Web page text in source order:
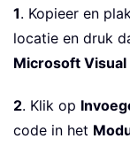
1. Kopieer en
locatie en druk
Microsoft
2. Klik op
code in het